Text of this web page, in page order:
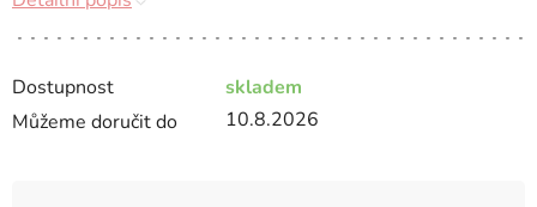
Dostupnost
skladem
Můžeme doručit do
10.8.2026